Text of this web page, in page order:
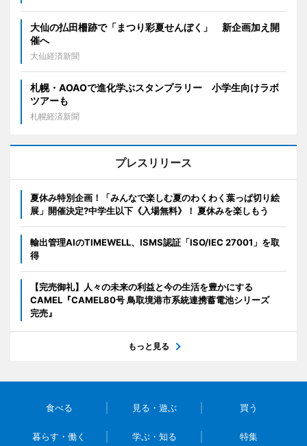
大仙の払田柵跡で「まつり彩夏せんぼく」 新企画加え開
催へ
大仙経済新聞
札幌・AOAOで進化学ぶスタンプラリー 小学生向けラボ
ツアーも
札幌経済新聞
プレスリリース
夏休み特別企画！「みんなで楽しむ夏のわくわく葉っぱ切り絵
展」開催決定?中学生以下《入場無料》！ 夏休みを楽しもう
輸出管理AIのTIMEWELL、ISMS認証「ISO/IEC 27001」を取
得
【完売御礼】人々の未来の利益と今の生活を豊かにする
CAMEL『CAMEL80号 鳥取境港市系統連携蓄電池シリーズ
完売』
もっと見る
食べる 見る・遊ぶ 買う
暮らす・働く 学ぶ・知る 特集